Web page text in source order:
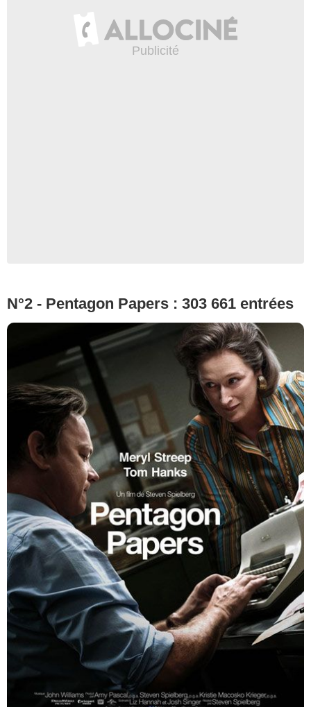
N°2 - Pentagon Papers : 303 661 entrées